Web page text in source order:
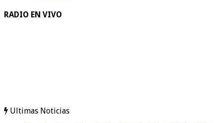
RADIO EN VIVO
Ultimas Noticias